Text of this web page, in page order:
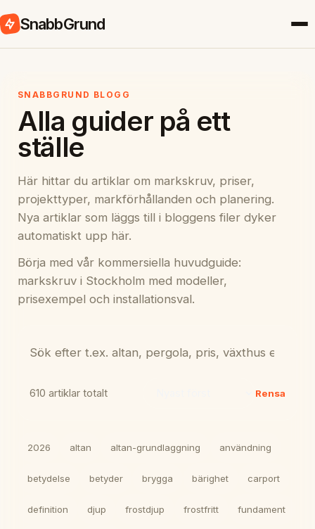
SnabbGrund
SNABBGRUND BLOGG
Alla guider på ett
ställe
Här hittar du artiklar om markskruv, priser,
projekttyper, markförhållanden och planering.
Nya artiklar som läggs till i bloggens filer dyker
automatiskt upp här.
Börja med vår kommersiella huvudguide:
markskruv i Stockholm med modeller,
prisexempel och installationsval.
610 artiklar totalt Rensa
2026 altan altan-grundlaggning användning
betydelse betyder brygga bärighet carport
definition djup frostdjup frostfritt fundament